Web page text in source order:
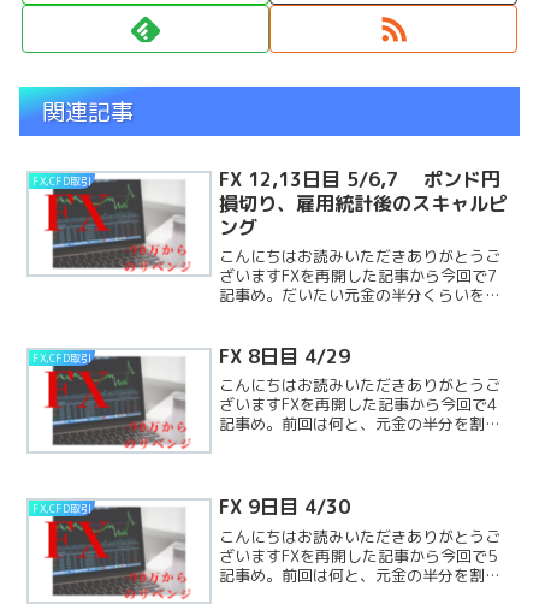
関連記事
FX,CFD取引
FX 12,13日目 5/6,7 ポンド円
損切り、雇用統計後のスキャルピ
ング
こんにちはお読みいただきありがとうご
ざいますFXを再開した記事から今回で7
記事め。だいたい元金の半分くらいを死
回記事、FXを再開）FXを再開！4月2日～
こんにちは。ReadMore...
FX,CFD取引 FX 8日目 4/29
こんにちはお読みいただきありがとうご
ざいますFXを再開した記事から今回で4
記事め。前回は何と、元金の半分を割っ
開！4月2日～こんReadMore...
FX,CFD取引 FX 9日目 4/30
こんにちはお読みいただきありがとうご
ざいますFXを再開した記事から今回で5
記事め。前回は何と、元金の半分を割っ